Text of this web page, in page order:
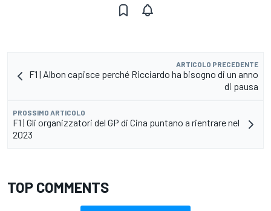
ARTICOLO PRECEDENTE
F1 | Albon capisce perché Ricciardo ha bisogno di un anno
di pausa
PROSSIMO ARTICOLO
F1 | Gli organizzatori del GP di Cina puntano a rientrare nel
2023
TOP COMMENTS